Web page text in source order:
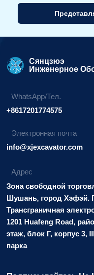
вариант:
Сянцзюэ
Инженерное
WhatsApp/Тел.
+8617201774575
Электронная почта
info@xjexcavator.com
Адрес
Зона свободной
Шушань, город Хэфэй.
Трансграничная
1201 Huafeng Road,
этаж, блок Г, корпус 3,
парка